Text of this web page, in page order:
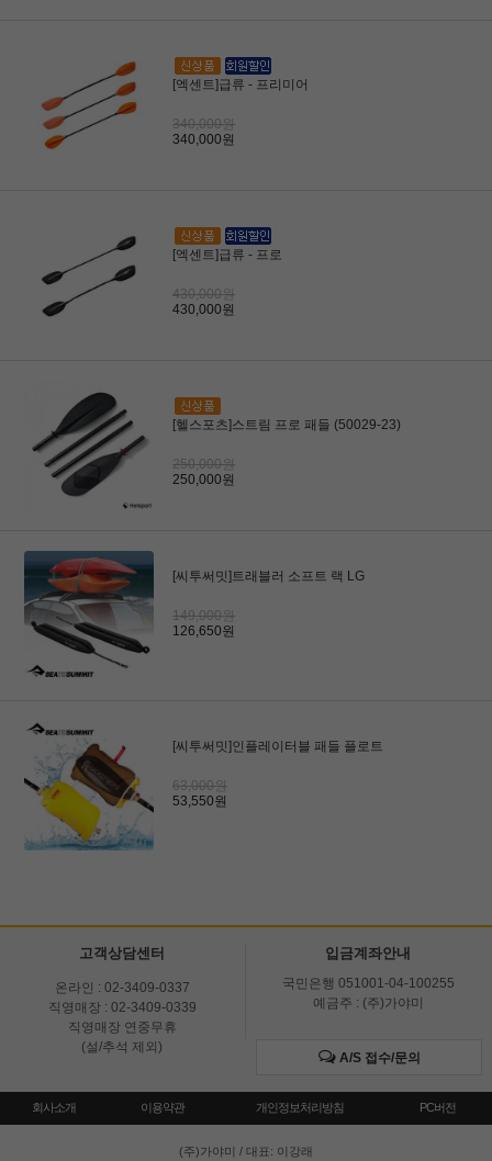
[엑센트]급류 - 프리미어
340,000원
340,000원
[엑센트]급류 - 프로
430,000원
430,000원
[헬스포츠]스트림 프로 패들 (50029-23)
250,000원
250,000원
[씨투써밋]트래블러 소프트 랙 LG
149,000원
126,650원
[씨투써밋]인플레이터블 패들 플로트
63,000원
53,550원
고객상담센터
온라인 : 02-3409-0337
직영매장 : 02-3409-0339
직영매장 연중무휴
(설/추석 제외)
입금계좌안내
국민은행 051001-04-100255
예금주 : (주)가야미
A/S 접수/문의
회사소개 이용약관 개인정보처리방침 PC버전
(주)가야미 / 대표: 이강래